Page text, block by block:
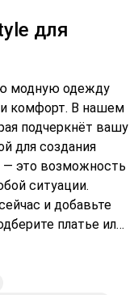
для
модную одежду
комфорт. В нашем
подчеркнёт вашу
для создания
— это возможность
ситуации.
и добавьте
платье или
Выберите в
уже сегодня!